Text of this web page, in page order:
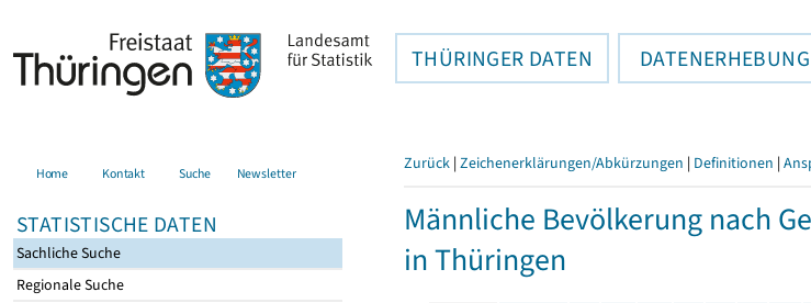
THÜRINGER DATEN DATENERHEBUNG
Home Kontakt Suche Newsletter
STATISTISCHE DATEN
Sachliche Suche
Regionale Suche
Zurück | Zeichenerklärungen/Abkürzungen | Definitionen |
Männliche Bevölkerung nach
in Thüringen